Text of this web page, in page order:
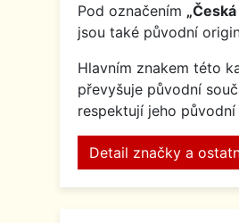
Pod označením
jsou také původní
Hlavním znakem této
převyšuje původní
respektují jeho
Detail značky a